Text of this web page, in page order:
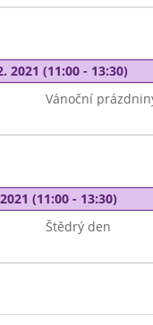
2021 (11:00 - 13:30)
Vánoční
(11:00 - 13:30)
Štědrý den